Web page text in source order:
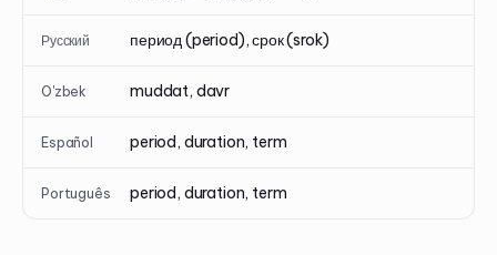
Русский период (period), срок (srok)
O'zbek muddat, davr
Español period, duration, term
Português period, duration, term